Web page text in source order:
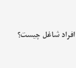
شاغل چیست؟